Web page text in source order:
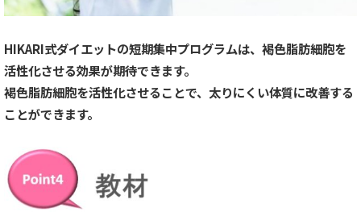
HIKARI式ダイエットの短期集中プログラムは、褐色脂肪細胞を
活性化させる効果が期待できます。
褐色脂肪細胞を活性化させることで、太りにくい体質に改善する
ことができます。